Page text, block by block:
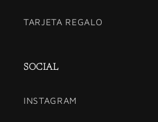
TARJETA REGALO
SOCIAL
INSTAGRAM